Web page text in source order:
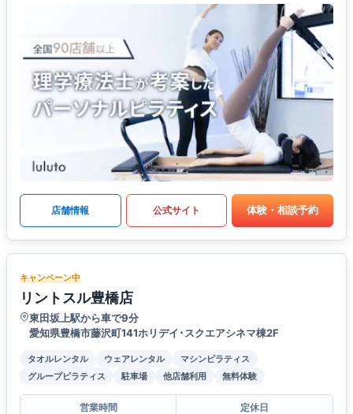
店舗情報 公式サイト 体験・相談予約
キャンペーン中
リントスル豊橋店
東田坂上駅から車で9分
愛知県豊橋市藤沢町141ホリデイ･スクエアシネマ棟2F
タオルレンタル ウェアレンタル
マシンピラティス
グループピラティス
駐車場 他店舗利用 無料体験
営業時間
定休日